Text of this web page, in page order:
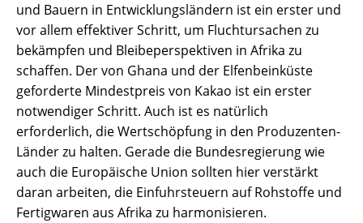
und Bauern in Entwicklungsländern ist ein erster und
vor allem effektiver Schritt, um Fluchtursachen zu
bekämpfen und Bleibeperspektiven in Afrika zu
schaffen. Der von Ghana und der Elfenbeinküste
geforderte Mindestpreis von Kakao ist ein erster
notwendiger Schritt. Auch ist es natürlich
erforderlich, die Wertschöpfung in den Produzenten-
Länder zu halten. Gerade die Bundesregierung wie
auch die Europäische Union sollten hier verstärkt
daran arbeiten, die Einfuhrsteuern auf Rohstoffe und
Fertigwaren aus Afrika zu harmonisieren.